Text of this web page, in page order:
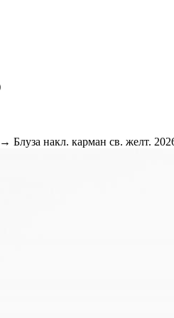
→ Блуза накл. карман св. желт.